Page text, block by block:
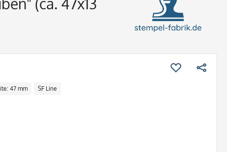
47 mm SF Line